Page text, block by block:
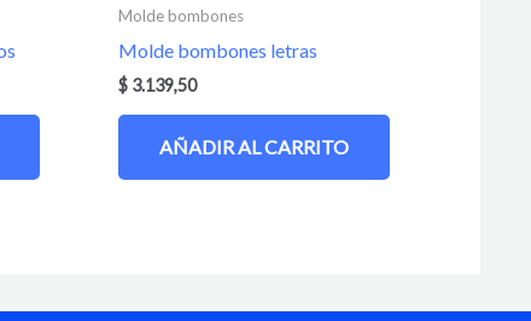
Molde bombones
Molde bombones letras
$ 3.139,50
AÑADIR AL CARRITO